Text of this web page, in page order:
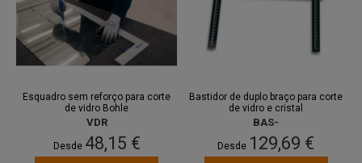
Esquadro sem reforço para corte
de vidro Bohle
VDR
Desde 48,15 €
Bastidor de duplo braço para corte
de vidro e cristal
BAS-
Desde 129,69 €